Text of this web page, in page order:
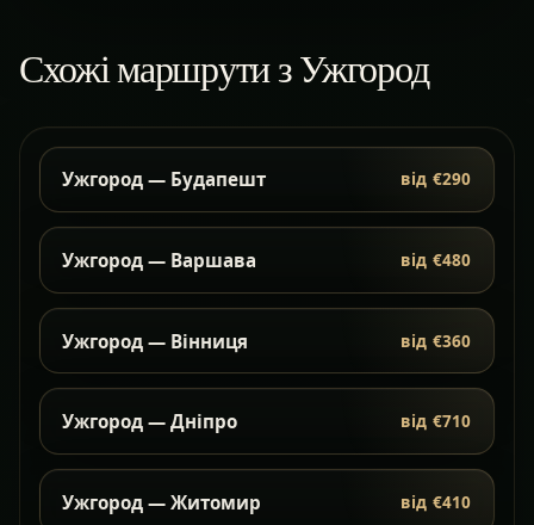
Схожі маршрути з Ужгород
Ужгород — Будапешт від €290
Ужгород — Варшава від €480
Ужгород — Вінниця від €360
Ужгород — Дніпро від €710
Ужгород — Житомир від €410